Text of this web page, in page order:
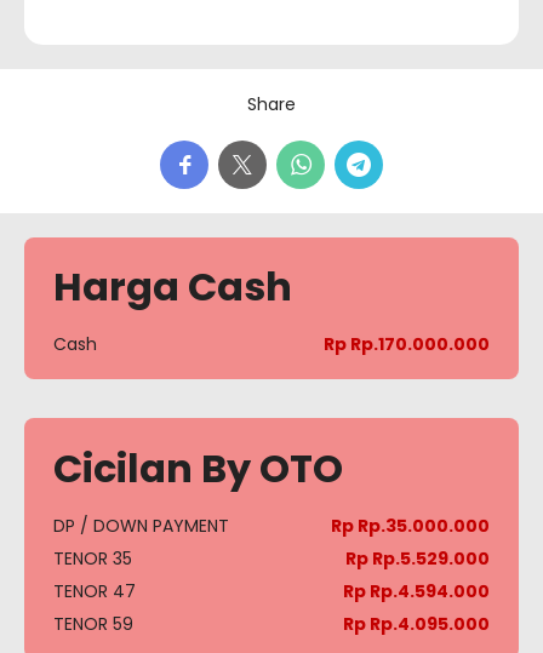
Share
Harga Cash
Cash Rp Rp.170.000.000
Cicilan By OTO
DP / DOWN PAYMENT
Rp Rp.35.000.000
TENOR 35
Rp Rp.5.529.000
TENOR 47
Rp Rp.4.594.000
TENOR 59
Rp Rp.4.095.000